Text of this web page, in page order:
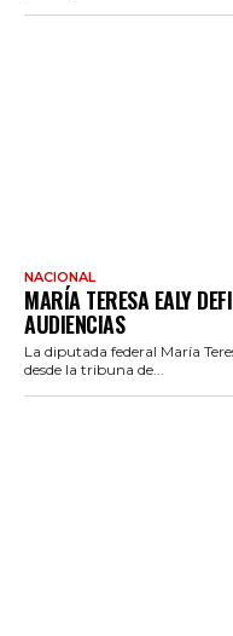
NACIONAL
MARÍA TERESA EALY
AUDIENCIAS
La diputada federal María
desde la tribuna de...